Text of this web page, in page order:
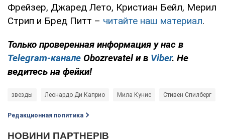
Фрейзер, Джаред Лето, Кристиан Бейл, Мерил
Стрип и Бред Питт – читайте наш материал.
Только проверенная информация у нас в
Telegram-канале Obozrevatel и в Viber. Не
ведитесь на фейки!
звезды Леонардо Ди Каприо Мила Кунис Стивен Спилберг
Редакционная политика